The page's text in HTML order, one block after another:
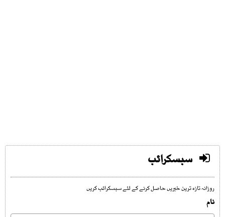
سبسکرائب
روزانہ تازہ ترین خبریں حاصل کرنے کے لئے سبسکرائب کریں
نام